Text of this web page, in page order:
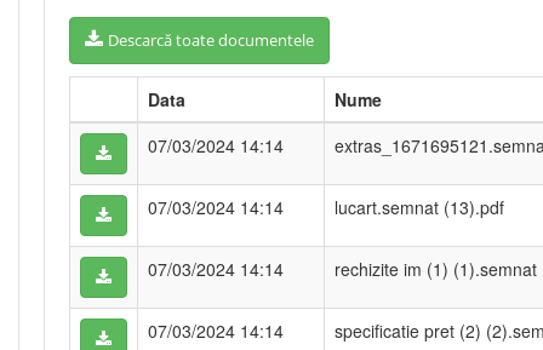
Descarcă toate documentele
Data
Nume
07/03/2024 14:14
07/03/2024 14:14 lucart.semnat (13).pdf
07/03/2024 14:14 rechizite im (1) (1).semnat
07/03/2024 14:14 specificatie pret (2)